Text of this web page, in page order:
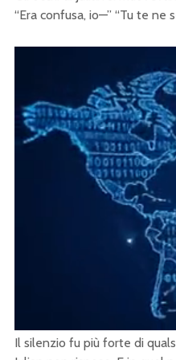
“Era confusa, io—” “Tu te ne
m
t
Il silenzio fu più forte di